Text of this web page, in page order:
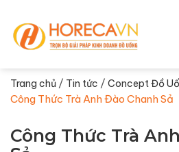
Trang chủ / Tin tức / Concept Đồ
Công Thức Trà Anh Đào Chanh Sả
Công Thức Trà